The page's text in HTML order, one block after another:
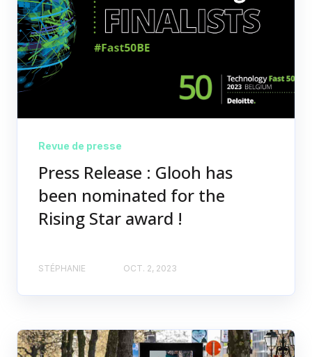
Revue de presse
Press Release : Glooh has
been nominated for the
Rising Star award !
STÉPHANIE OCT. 2, 2023